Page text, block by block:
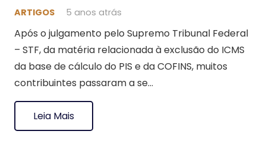
ARTIGOS 5 anos atrás
Após o julgamento pelo Supremo Tribunal Federal
– STF, da matéria relacionada à exclusão do ICMS
da base de cálculo do PIS e da COFINS, muitos
contribuintes passaram a se…
Leia Mais